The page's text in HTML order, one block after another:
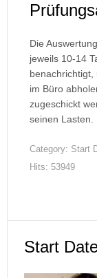
Die
jeweils 10-14
im Büro
zugeschickt
seinen Lasten.
Category: Start
Hits: 53949
Start